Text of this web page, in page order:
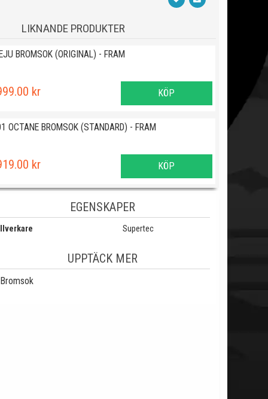
LIKNANDE PRODUKTER
BROMSOK (ORIGINAL) - FRAM
kr KÖP
OCTANE BROMSOK (STANDARD) - FRAM
kr KÖP
EGENSKAPER
Supertec
UPPTÄCK MER
Bromsok